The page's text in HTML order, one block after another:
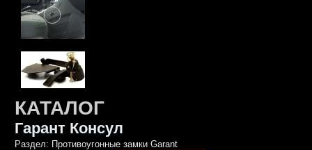
КАТАЛОГ
Гарант Консул
Раздел: Противоугонные замки Garant